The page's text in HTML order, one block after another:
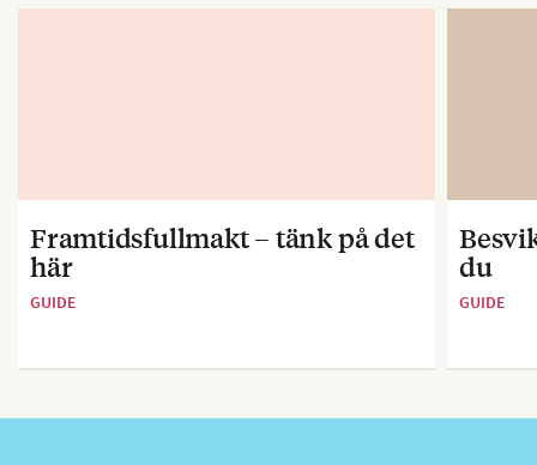
Framtidsfullmakt – tänk på det
här
GUIDE
du
GUIDE